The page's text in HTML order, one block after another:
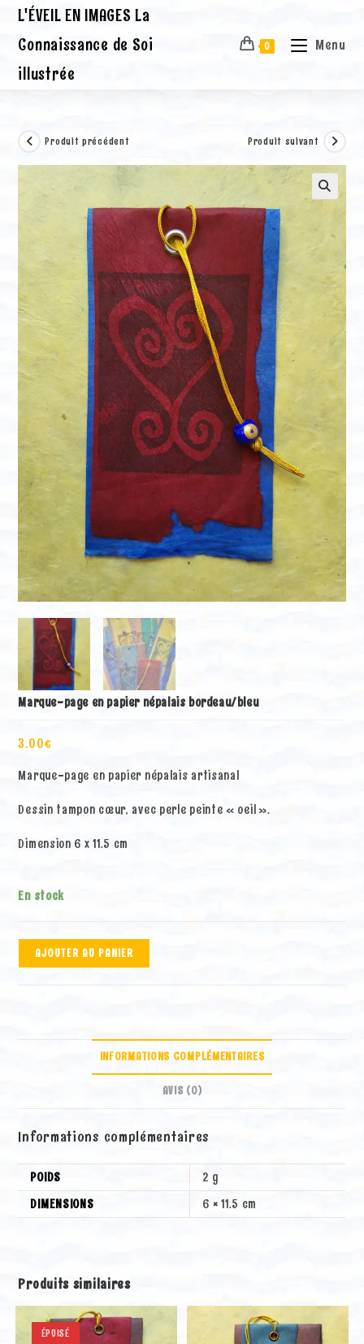
Skip
content
L'ÉVEIL EN IMAGES La
Connaissance de Soi
illustrée
0 Menu
Produit précédent Produit suivant
Marque-page en papier népalais bordeau/bleu
3.00€
Marque-page en papier népalais artisanal
Dessin tampon cœur, avec perle peinte « oeil ».
Dimension 6 x 11.5 cm
En stock
quantité
AJOUTER AU PANIER
n
a
t
:
INFORMATIONS COMPLÉMENTAIRES
AVIS (0)
Informations complémentaires
POIDS
2 g
DIMENSIONS
6 × 11.5 cm
Produits similaires
ÉPUISÉ